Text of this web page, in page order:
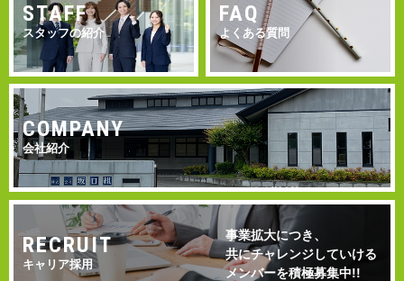
STAFF
スタッフの紹介
FAQ
よくある質問
COMPANY
会社紹介
RECRUIT
キャリア採用
事業拡大につき、
共にチャレンジしていける
メンバーを積極募集中!!